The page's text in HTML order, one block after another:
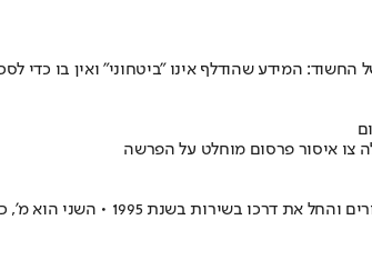
המידע שהודלף אינו "ביטחוני" ואין בו כדי
צו איסור פרסום מוחלט על הפרשה
שני הסכנים של רונן בר